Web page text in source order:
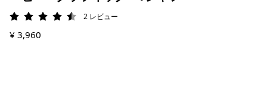
評価: 4.5 / 5
2 レビュー
¥ 3,960